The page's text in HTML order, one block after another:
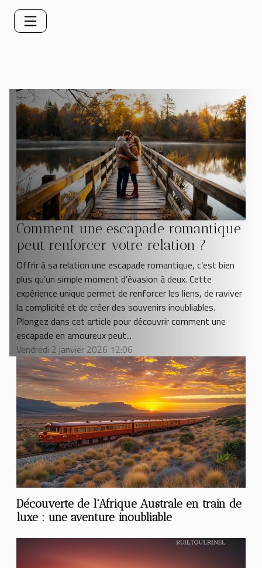
Comment une escapade romantique
peut renforcer votre relation ?
Offrir à sa relation une escapade romantique, c’est bien
plus qu’un simple moment d’évasion à deux. Cette
expérience unique permet de renforcer les liens, de raviver
la complicité et de créer des souvenirs inoubliables.
Plongez dans cet article pour découvrir comment une
escapade en amoureux peut...
Vendredi 2 janvier 2026 12:06
Découverte de l'Afrique Australe en train de
luxe : une aventure inoubliable